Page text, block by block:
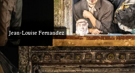
Jean-Louise Fernandez